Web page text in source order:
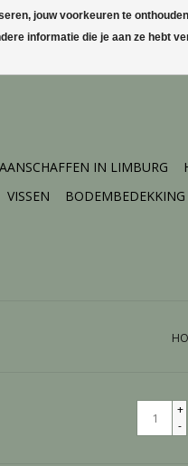
IN LIMBURG
VISSEN BODEMBEDEKKING
+
-
jouw voorkeuren te
informatie die je aan ze hebt